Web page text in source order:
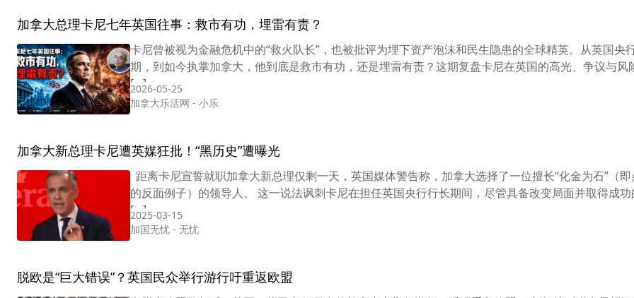
加拿大总理卡尼七年英国往事：救市有功，埋雷有责？
卡尼曾被视为金融危机中的“救火队长”，也被批评为埋下资产泡沫和民生隐患的全球精英。从英国央
期，到如今执掌加拿大，他到底是救市有功，还是埋雷有责？这期复盘卡尼在英国的高光、争议与风
[…]
2026-05-25
加拿大乐活网 - 小乐
加拿大新总理卡尼遭英媒狂批！“黑历史”遭曝光
距离卡尼宣誓就职加拿大新总理仅剩一天，英国媒体警告称，加拿大选择了一位擅长“化金为石”（
的反面例子）的领导人。 这一说法讽刺卡尼在担任英国央行行长期间，尽管具备改变局面并取得成功
[…]
2025-03-15
加国无忧 - 无忧
脱欧是“巨大错误”？英国民众举行游行吁重返欧盟